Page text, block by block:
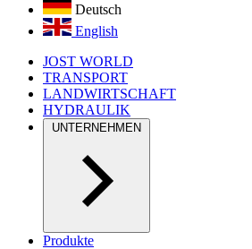
Deutsch
English
JOST WORLD
TRANSPORT
LANDWIRTSCHAFT
HYDRAULIK
UNTERNEHMEN
Produkte